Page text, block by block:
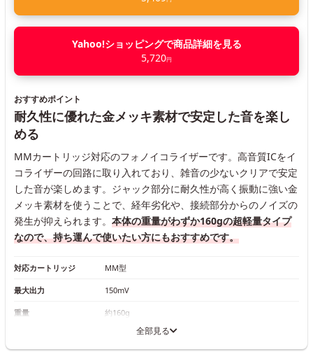
Yahoo!ショッピングで商品詳細を見る
5,720円
おすすめポイント
耐久性に優れた金メッキ素材で安定した音を楽し
める
MMカートリッジ対応のフォノイコライザーです。高音質ICをイ
コライザーの回路に取り入れており、雑音の少ないクリアで安定
した音が楽しめます。ジャック部分に耐久性が高く振動に強い金
メッキ素材を使うことで、経年劣化や、接続部分からのノイズの
発生が抑えられます。 本体の重量がわずか160gの超軽量タイプ
なので、持ち運んで使いたい方にもおすすめです。
対応カートリッジ MM型
最大出力 150mV
重量 約160g
全部見る